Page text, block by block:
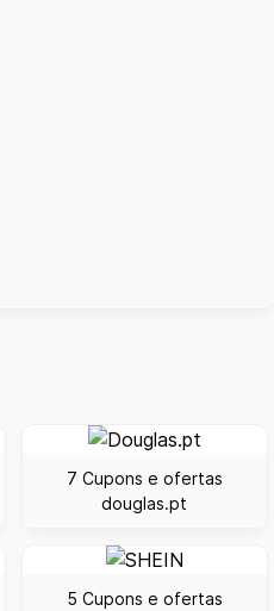
7 Cupons e ofertas
douglas.pt
5 Cupons e ofertas